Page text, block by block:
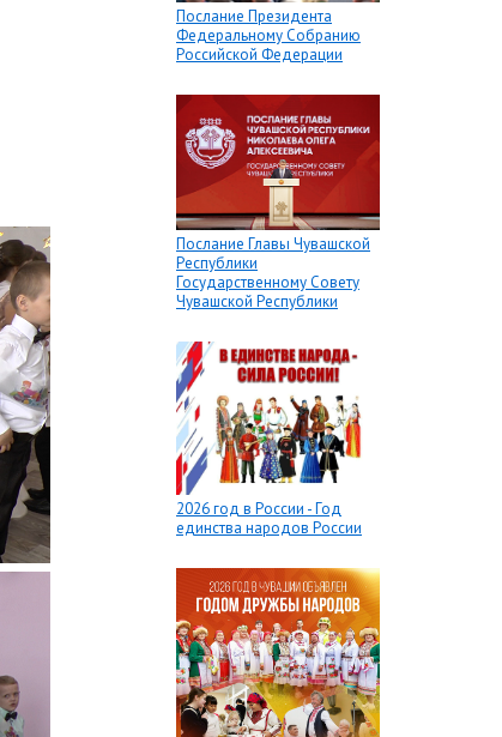
Послание Президента
Федеральному Собранию
Российской Федерации
Послание Главы Чувашской
Республики
Государственному Совету
Чувашской Республики
2026 год в России - Год
единства народов России